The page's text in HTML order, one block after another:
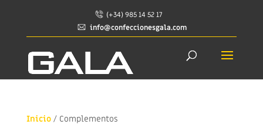
(+34) 985 14 52 17
info@confeccionesgala.com
Inicio/ Complementos